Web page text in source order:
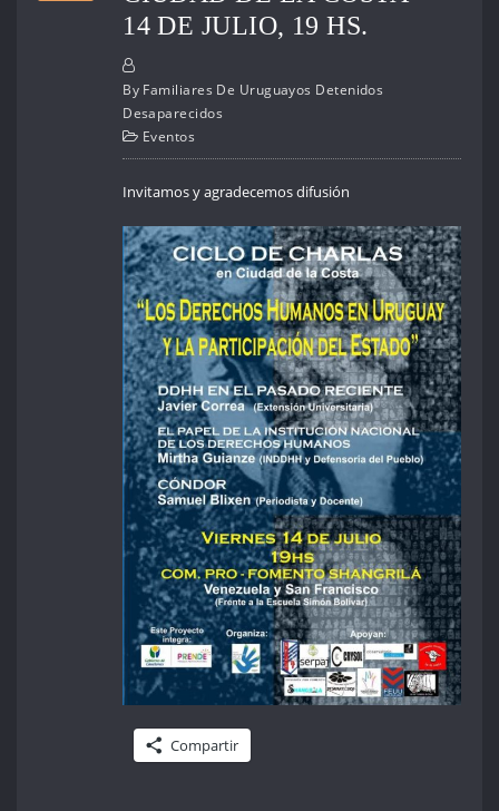
14 DE JULIO, 19 HS.
By Familiares De Uruguayos Detenidos
Desaparecidos
Eventos
Invitamos y agradecemos difusión
Compartir